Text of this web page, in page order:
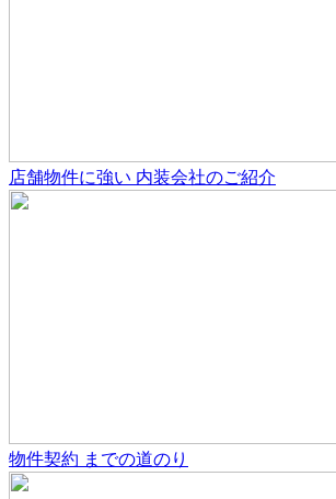
店舗物件に強い 内装会社のご紹介
物件契約 までの道のり